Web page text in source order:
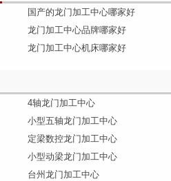
国产的龙门加工中心哪家好
龙门加工中心品牌哪家好
龙门加工中心机床哪家好
4轴龙门加工中心
小型五轴龙门加工中心
定梁数控龙门加工中心
小型动梁龙门加工中心
台州龙门加工中心